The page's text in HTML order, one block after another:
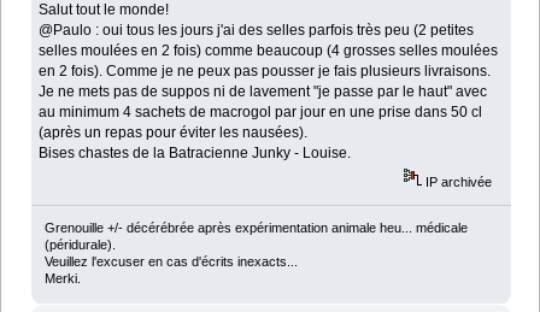
Salut tout le monde!
@Paulo : oui tous les jours j'ai des selles parfois très peu (2 petites
selles moulées en 2 fois) comme beaucoup (4 grosses selles moulées
en 2 fois). Comme je ne peux pas pousser je fais plusieurs livraisons.
Je ne mets pas de suppos ni de lavement "je passe par le haut" avec
au minimum 4 sachets de macrogol par jour en une prise dans 50 cl
(après un repas pour éviter les nausées).
Bises chastes de la Batracienne Junky - Louise.
IP archivée
Grenouille +/- décérébrée après expérimentation animale heu... médicale
(péridurale).
Veuillez l'excuser en cas d'écrits inexacts...
Merki.